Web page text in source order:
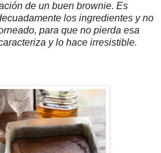
de un buen brownie. Es
los ingredientes y no
para que no pierda esa
y lo hace irresistible.